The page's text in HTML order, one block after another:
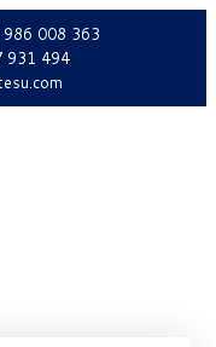
986 008 363
931 494